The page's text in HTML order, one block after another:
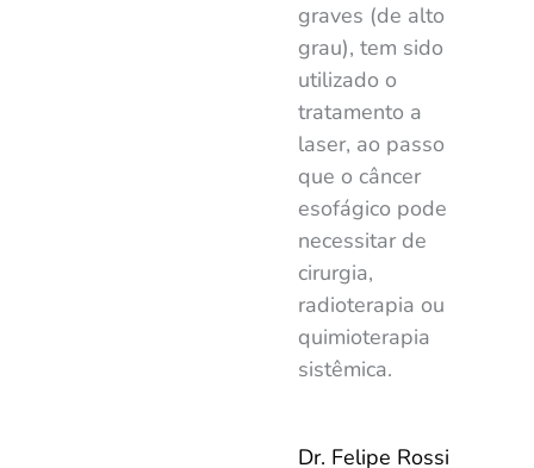
graves (de alto
grau), tem sido
utilizado o
tratamento a
laser, ao passo
que o câncer
esofágico pode
necessitar de
cirurgia,
radioterapia ou
quimioterapia
sistêmica.
Dr. Felipe Rossi